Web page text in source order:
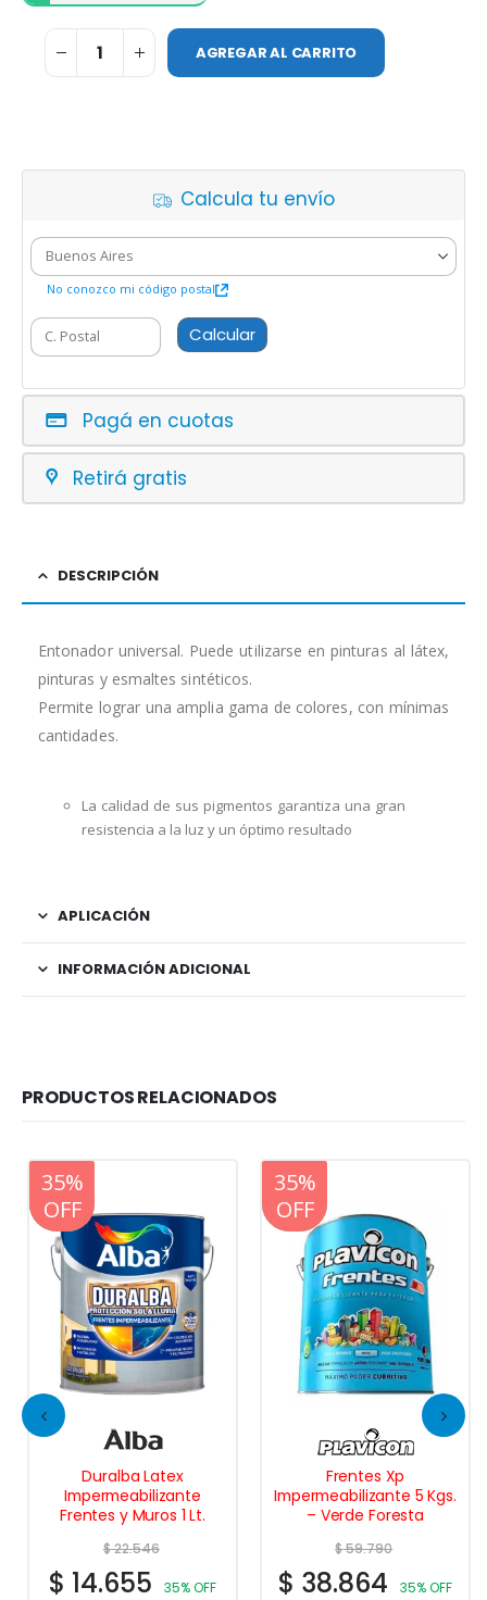
AGREGAR AL CARRITO
Calcula tu envío
No conozco mi código postal
Calcular
Pagá en cuotas
Retirá gratis
DESCRIPCIÓN
Entonador universal. Puede utilizarse en pinturas al látex,
pinturas y esmaltes sintéticos.
Permite lograr una amplia gama de colores, con mínimas
cantidades.
La calidad de sus pigmentos garantiza una gran
resistencia a la luz y un óptimo resultado
APLICACIÓN
INFORMACIÓN ADICIONAL
PRODUCTOS RELACIONADOS
20%
OFF
35%
OFF
Duralba Latex
Impermeabilizante
Frentes y Muros 1 Lt.
$22.546
$ 14.655 35% OFF
20%
OFF
35%
OFF
Frentes Xp
Impermeabilizante 5 Kgs.
– Verde Foresta
$59.790
$ 38.864 35% OFF